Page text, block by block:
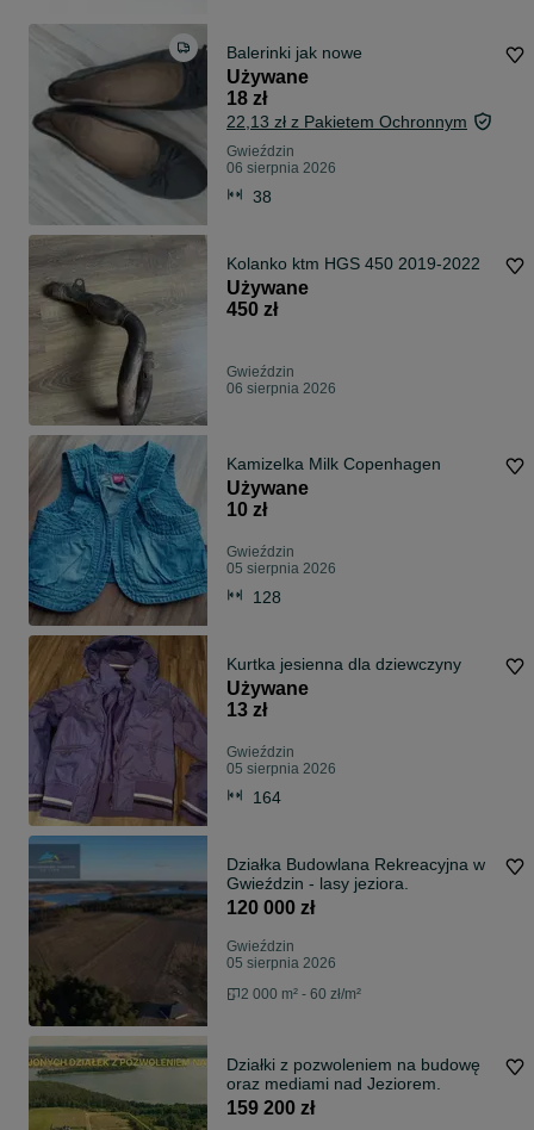
Balerinki jak nowe
Używane
18 zł
22,13 zł z Pakietem Ochronnym
Gwieździn
06 sierpnia 2026
38
Kolanko ktm HGS 450 2019-2022
Używane
450 zł
Gwieździn
06 sierpnia 2026
Kamizelka Milk Copenhagen
Używane
10 zł
Gwieździn
05 sierpnia 2026
128
Kurtka jesienna dla dziewczyny
Używane
13 zł
Gwieździn
05 sierpnia 2026
164
Działka Budowlana Rekreacyjna w
Gwieździn - lasy jeziora.
120 000 zł
Gwieździn
05 sierpnia 2026
2 000 m² - 60 zł/m²
Działki z pozwoleniem na budowę
oraz mediami nad Jeziorem.
159 200 zł